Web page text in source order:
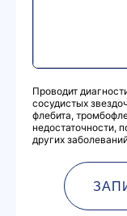
Проводит
сосудистых
флебита,
недостаточности,
других